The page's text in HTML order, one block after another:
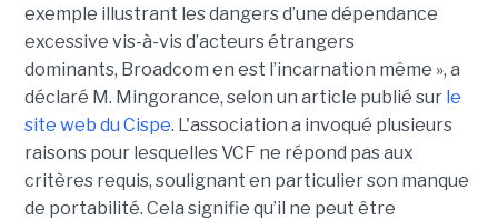
exemple illustrant les dangers d’une dépendance
excessive vis-à-vis d’acteurs étrangers
dominants, Broadcom en est l’incarnation même », a
déclaré M. Mingorance, selon un article publié sur le
site web du Cispe. L'association a invoqué plusieurs
raisons pour lesquelles VCF ne répond pas aux
critères requis, soulignant en particulier son manque
de portabilité. Cela signifie qu’il ne peut être